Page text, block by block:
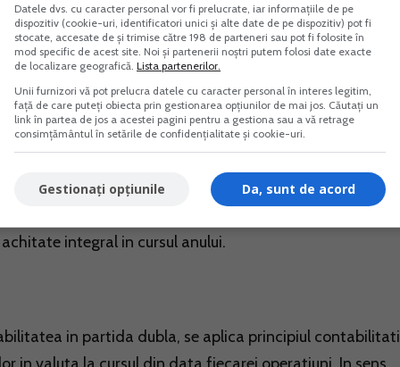
partida dubla, venituri impozabile reprezinta toate
balantei de verificare, iar cheltuieli deductibile
din clasa 6, in masura in care sunt deductibile
in partida dubla
in contabilitate (principiul de angajamente),
in considerare veniturile si cheltuielile din balanta de
integral in cursul anului.
in partida dubla, se aplica principiul
Datele dvs. cu caracter personal vor fi prelucrate, iar informațiile de pe
dispozitiv (cookie-uri, identificatori unici și alte date de pe dispozitiv) pot fi
stocate, accesate de și trimise către 198 de parteneri sau pot fi folosite în
mod specific de acest site. Noi și partenerii noștri putem folosi date exacte
de localizare geografică. Lista partenerilor.
Unii furnizori vă pot prelucra datele cu caracter personal în interes legitim,
față de care puteți obiecta prin gestionarea opțiunilor de mai jos. Căutați un
link în partea de jos a acestei pagini pentru a gestiona sau a vă retrage
consimțământul în setările de confidențialitate și cookie-uri.
Da, sunt de acord
Gestionați opțiunile